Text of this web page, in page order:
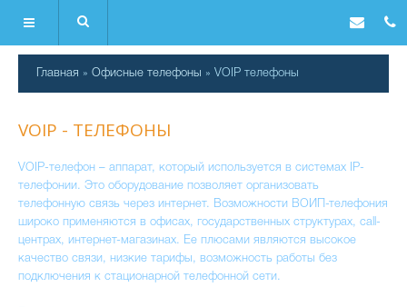
Главная » Офисные телефоны » VOIP телефоны
VOIP - ТЕЛЕФОНЫ
VOIP-телефон – аппарат, который используется в системах IP-
телефонии. Это оборудование позволяет организовать
телефонную связь через интернет. Возможности ВОИП-телефония
широко применяются в офисах, государственных структурах, call-
центрах, интернет-магазинах. Ее плюсами являются высокое
качество связи, низкие тарифы, возможность работы без
подключения к стационарной телефонной сети.